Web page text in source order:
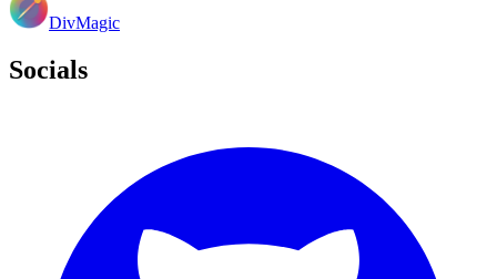
DivMagic
Socials